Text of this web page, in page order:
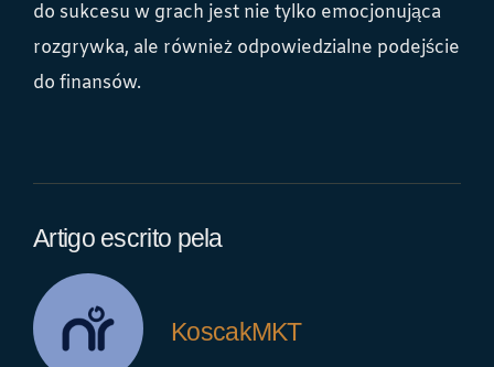
do sukcesu w grach jest nie tylko emocjonująca
rozgrywka, ale również odpowiedzialne podejście
do finansów.
Artigo escrito pela
KoscakMKT